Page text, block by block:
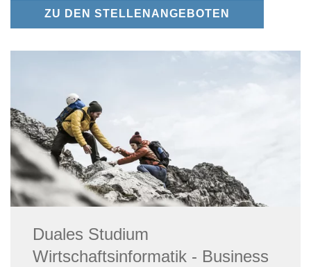
ZU DEN STELLENANGEBOTEN
Duales Studium
Wirtschaftsinformatik - Business